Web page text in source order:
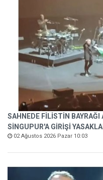
SAHNEDE FİLİSTİN
SİNGUPUR'A GİRİŞİ
02 Ağustos 2026 Pazar 10:03